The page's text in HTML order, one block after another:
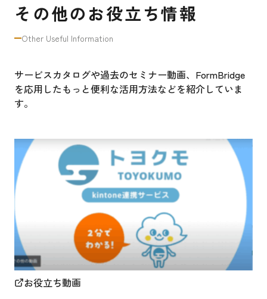
その他のお役立ち情報
Other Useful Information
サービスカタログや過去のセミナー動画、FormBridge
を応用したもっと便利な活用方法などを紹介していま
す。
お役立ち動画